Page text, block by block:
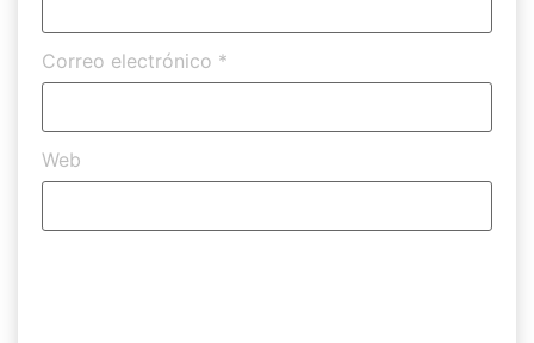
Correo electrónico *
Web